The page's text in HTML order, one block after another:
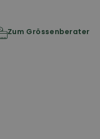
Zum Grössenberater